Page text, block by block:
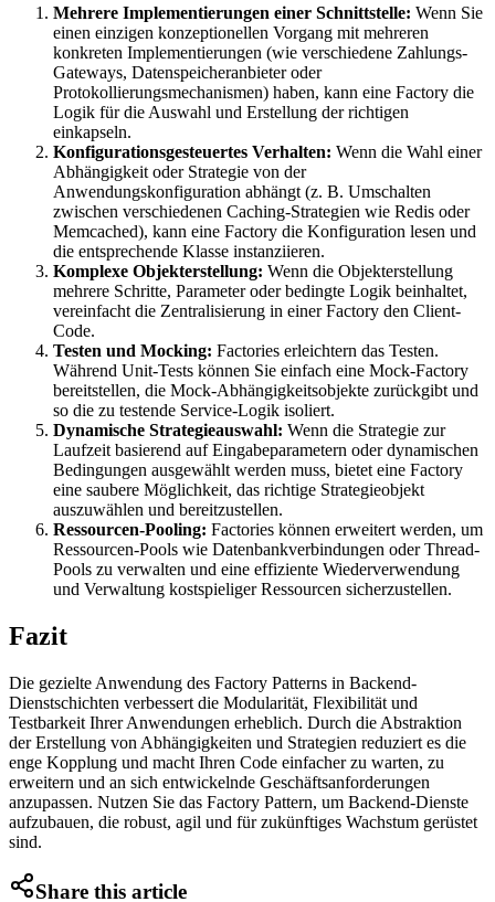
Mehrere Implementierungen einer Schnittstelle: Wenn Sie
einen einzigen konzeptionellen Vorgang mit mehreren
konkreten Implementierungen (wie verschiedene Zahlungs-
Gateways, Datenspeicheranbieter oder
Protokollierungsmechanismen) haben, kann eine Factory die
Logik für die Auswahl und Erstellung der richtigen
einkapseln.
Konfigurationsgesteuertes Verhalten: Wenn die Wahl einer
Abhängigkeit oder Strategie von der
Anwendungskonfiguration abhängt (z. B. Umschalten
zwischen verschiedenen Caching-Strategien wie Redis oder
Memcached), kann eine Factory die Konfiguration lesen und
die entsprechende Klasse instanziieren.
Komplexe Objekterstellung: Wenn die Objekterstellung
mehrere Schritte, Parameter oder bedingte Logik beinhaltet,
vereinfacht die Zentralisierung in einer Factory den Client-
Code.
Testen und Mocking: Factories erleichtern das Testen.
Während Unit-Tests können Sie einfach eine Mock-Factory
bereitstellen, die Mock-Abhängigkeitsobjekte zurückgibt und
so die zu testende Service-Logik isoliert.
Dynamische Strategieauswahl: Wenn die Strategie zur
Laufzeit basierend auf Eingabeparametern oder dynamischen
Bedingungen ausgewählt werden muss, bietet eine Factory
eine saubere Möglichkeit, das richtige Strategieobjekt
auszuwählen und bereitzustellen.
Ressourcen-Pooling: Factories können erweitert werden, um
Ressourcen-Pools wie Datenbankverbindungen oder Thread-
Pools zu verwalten und eine effiziente Wiederverwendung
und Verwaltung kostspieliger Ressourcen sicherzustellen.
Fazit
Die gezielte Anwendung des Factory Patterns in Backend-
Dienstschichten verbessert die Modularität, Flexibilität und
Testbarkeit Ihrer Anwendungen erheblich. Durch die Abstraktion
der Erstellung von Abhängigkeiten und Strategien reduziert es die
enge Kopplung und macht Ihren Code einfacher zu warten, zu
erweitern und an sich entwickelnde Geschäftsanforderungen
anzupassen. Nutzen Sie das Factory Pattern, um Backend-Dienste
aufzubauen, die robust, agil und für zukünftiges Wachstum gerüstet
sind.
Share this article